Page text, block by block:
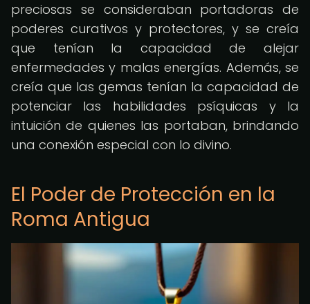
preciosas se consideraban portadoras de
poderes curativos y protectores, y se creía
que tenían la capacidad de alejar
enfermedades y malas energías. Además, se
creía que las gemas tenían la capacidad de
potenciar las habilidades psíquicas y la
intuición de quienes las portaban, brindando
una conexión especial con lo divino.
El Poder de Protección en la
Roma Antigua